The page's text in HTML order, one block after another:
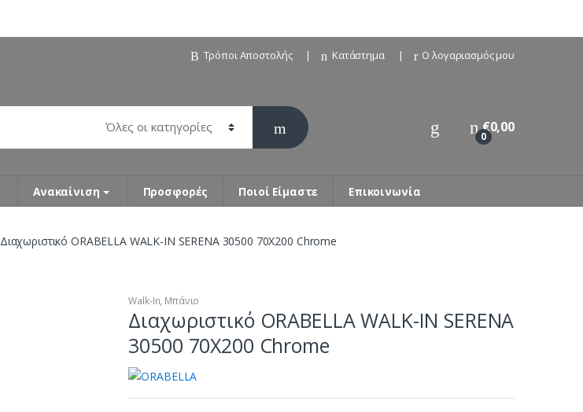
Τρόποι Αποστολής Κατάστημα Ο λογαριασμός μου
0
€0,00
Ανακαίνιση Προσφορές Ποιοί Είμαστε Επικοινωνία
Διαχωριστικό ORABELLA WALK-IN SERENA 30500 70X200 Chrome
Walk-In, Μπάνιο
Διαχωριστικό ORABELLA WALK-IN SERENA
30500 70X200 Chrome